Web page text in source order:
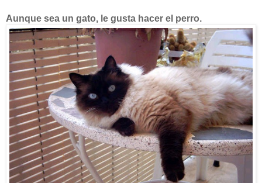
Aunque sea un gato, le gusta hacer el perro.